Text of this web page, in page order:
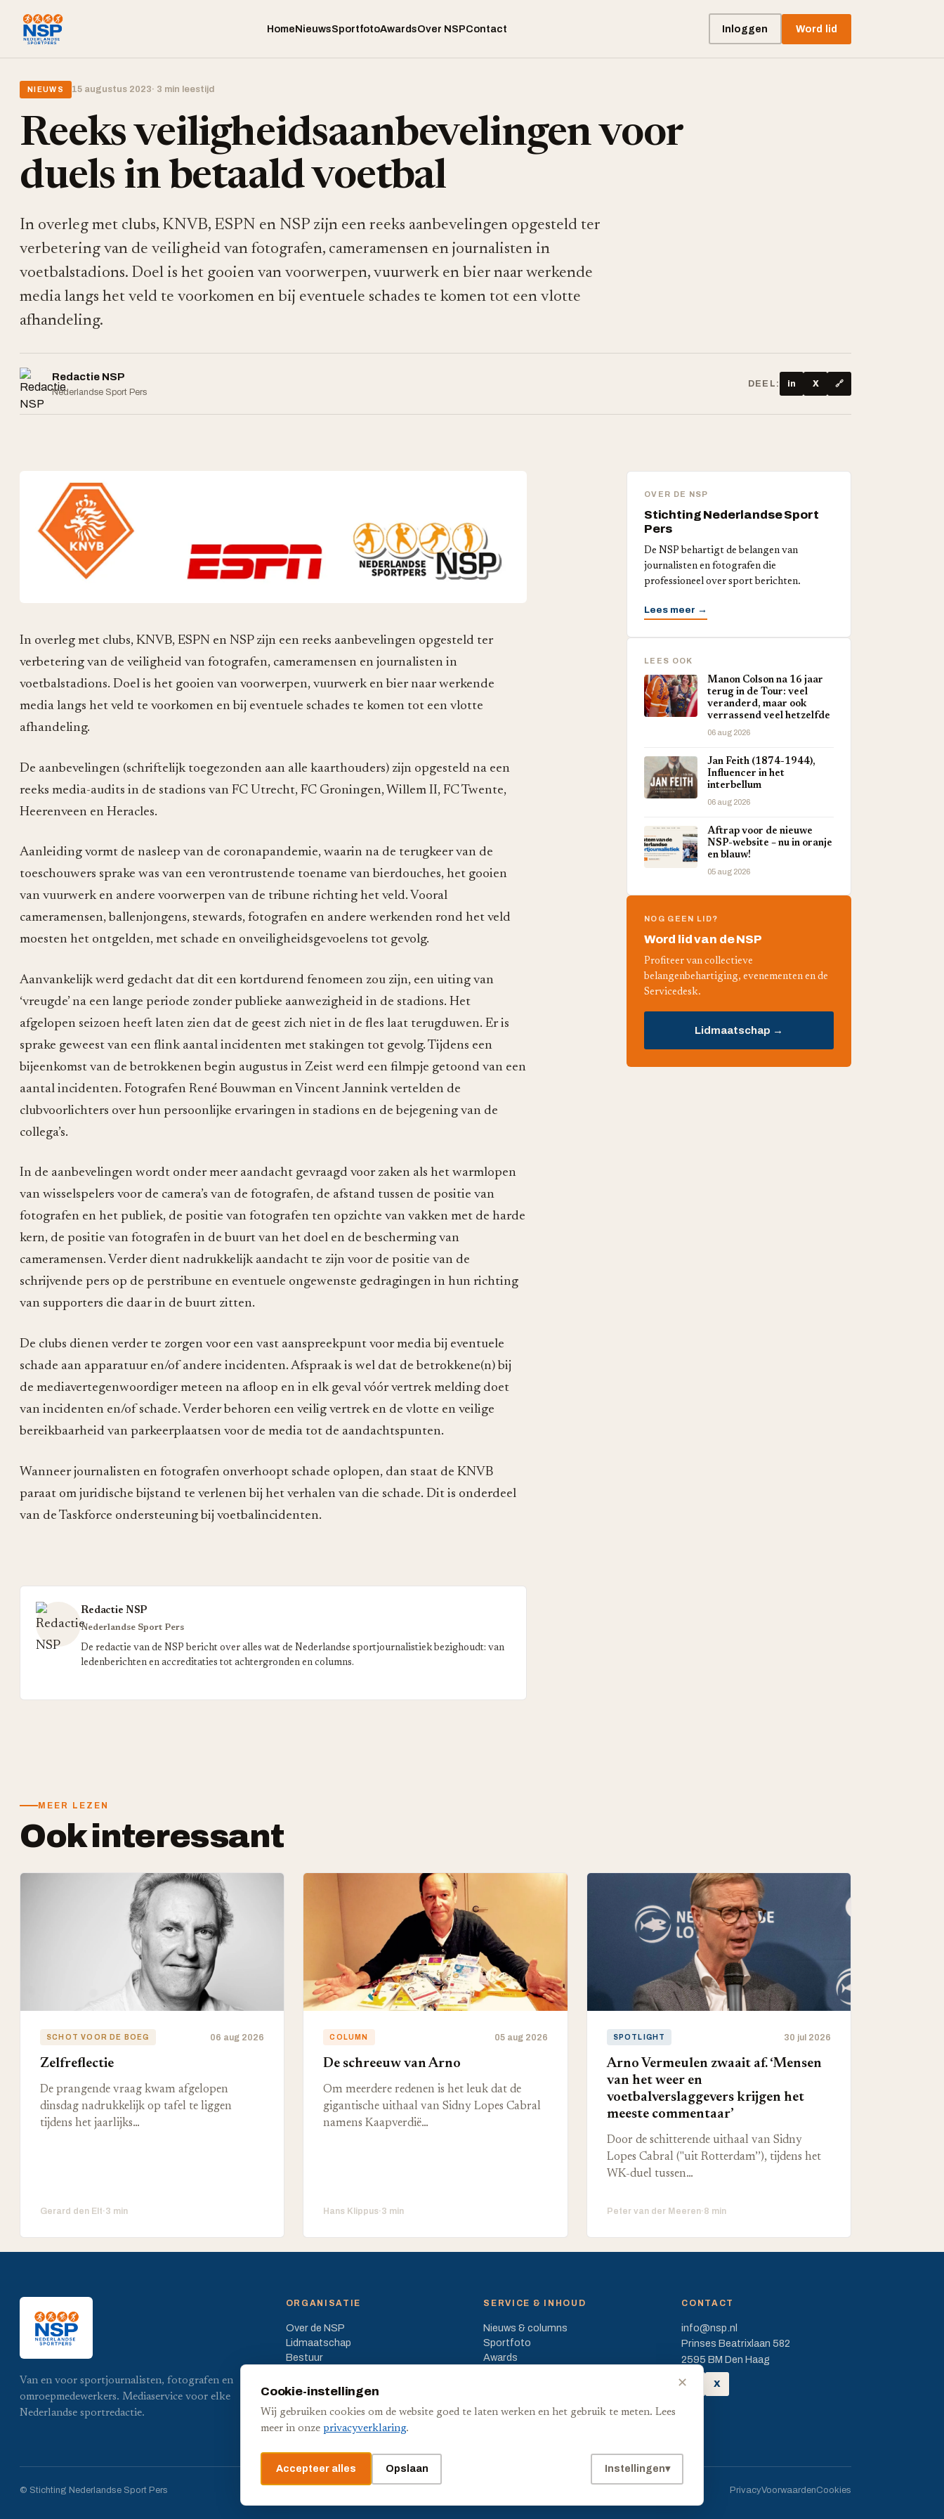
HomeNieuwsSportfotoAwardsOver NSPContact Inloggen Word lid
NIEUWS 15 augustus 2023· 3 min leestijd
Reeks veiligheidsaanbevelingen voor
duels in betaald voetbal
In overleg met clubs, KNVB, ESPN en NSP zijn een reeks aanbevelingen opgesteld ter
verbetering van de veiligheid van fotografen, cameramensen en journalisten in
voetbalstadions. Doel is het gooien van voorwerpen, vuurwerk en bier naar werkende
media langs het veld te voorkomen en bij eventuele schades te komen tot een vlotte
afhandeling.
Redactie NSP
Nederlandse Sport Pers
DEEL: in X 🔗
In overleg met clubs, KNVB, ESPN en NSP zijn een reeks aanbevelingen opgesteld ter
verbetering van de veiligheid van fotografen, cameramensen en journalisten in
voetbalstadions. Doel is het gooien van voorwerpen, vuurwerk en bier naar werkende
media langs het veld te voorkomen en bij eventuele schades te komen tot een vlotte
afhandeling.
De aanbevelingen (schriftelijk toegezonden aan alle kaarthouders) zijn opgesteld na een
reeks media-audits in de stadions van FC Utrecht, FC Groningen, Willem II, FC Twente,
Heerenveen en Heracles.
Aanleiding vormt de nasleep van de coronapandemie, waarin na de terugkeer van de
toeschouwers sprake was van een verontrustende toename van bierdouches, het gooien
van vuurwerk en andere voorwerpen van de tribune richting het veld. Vooral
cameramensen, ballenjongens, stewards, fotografen en andere werkenden rond het veld
moesten het ontgelden, met schade en onveiligheidsgevoelens tot gevolg.
Aanvankelijk werd gedacht dat dit een kortdurend fenomeen zou zijn, een uiting van
‘vreugde’ na een lange periode zonder publieke aanwezigheid in de stadions. Het
afgelopen seizoen heeft laten zien dat de geest zich niet in de fles laat terugduwen. Er is
sprake geweest van een flink aantal incidenten met stakingen tot gevolg. Tijdens een
bijeenkomst van de betrokkenen begin augustus in Zeist werd een filmpje getoond van een
aantal incidenten. Fotografen René Bouwman en Vincent Jannink vertelden de
clubvoorlichters over hun persoonlijke ervaringen in stadions en de bejegening van de
collega’s.
In de aanbevelingen wordt onder meer aandacht gevraagd voor zaken als het warmlopen
van wisselspelers voor de camera’s van de fotografen, de afstand tussen de positie van
fotografen en het publiek, de positie van fotografen ten opzichte van vakken met de harde
kern, de positie van fotografen in de buurt van het doel en de bescherming van
cameramensen. Verder dient nadrukkelijk aandacht te zijn voor de positie van de
schrijvende pers op de perstribune en eventuele ongewenste gedragingen in hun richting
van supporters die daar in de buurt zitten.
De clubs dienen verder te zorgen voor een vast aanspreekpunt voor media bij eventuele
schade aan apparatuur en/of andere incidenten. Afspraak is wel dat de betrokkene(n) bij
de mediavertegenwoordiger meteen na afloop en in elk geval vóór vertrek melding doet
van incidenten en/of schade. Verder behoren een veilig vertrek en de vlotte en veilige
bereikbaarheid van parkeerplaatsen voor de media tot de aandachtspunten.
Wanneer journalisten en fotografen onverhoopt schade oplopen, dan staat de KNVB
paraat om juridische bijstand te verlenen bij het verhalen van die schade. Dit is onderdeel
van de Taskforce ondersteuning bij voetbalincidenten.
Redactie NSP
Nederlandse Sport Pers
De redactie van de NSP bericht over alles wat de Nederlandse sportjournalistiek bezighoudt: van
ledenberichten en accreditaties tot achtergronden en columns.
OVER DE NSP
Stichting Nederlandse Sport
Pers
De NSP behartigt de belangen van
journalisten en fotografen die
professioneel over sport berichten.
Lees meer →
LEES OOK
Manon Colson na 16 jaar
terug in de Tour: veel
veranderd, maar ook
verrassend veel hetzelfde
06 aug 2026
Jan Feith (1874-1944),
Influencer in het
interbellum
06 aug 2026
Aftrap voor de nieuwe
NSP-website – nu in oranje
en blauw!
05 aug 2026
NOG GEEN LID?
Word lid van de NSP
Profiteer van collectieve
belangenbehartiging, evenementen en de
Servicedesk.
Lidmaatschap →
MEER LEZEN
Ook interessant
SCHOT VOOR DE BOEG 06 aug 2026
Zelfreflectie
De prangende vraag kwam afgelopen
dinsdag nadrukkelijk op tafel te liggen
tijdens het jaarlijks…
Gerard den Elt·3 min
COLUMN 05 aug 2026
De schreeuw van Arno
Om meerdere redenen is het leuk dat de
gigantische uithaal van Sidny Lopes Cabral
namens Kaapverdië…
Hans Klippus·3 min
SPOTLIGHT 30 jul 2026
Arno Vermeulen zwaait af. ‘Mensen
van het weer en
voetbalverslaggevers krijgen het
meeste commentaar’
Door de schitterende uithaal van Sidny
Lopes Cabral ("uit Rotterdam’’), tijdens het
WK-duel tussen…
Peter van der Meeren·8 min
Van en voor sportjournalisten, fotografen en
omroepmedewerkers. Mediaservice voor elke
Nederlandse sportredactie.
ORGANISATIE
Over de NSP
Lidmaatschap
Bestuur
SERVICE & INHOUD
Nieuws & columns
Sportfoto
Awards
CONTACT
info@nsp.nl
Prinses Beatrixlaan 582
2595 BM Den Haag
X
© Stichting Nederlandse Sport Pers PrivacyVoorwaardenCookies
✕
Cookie-instellingen
Wij gebruiken cookies om de website goed te laten werken en het gebruik te meten. Lees
meer in onze privacyverklaring.
Accepteer alles Opslaan Instellingen▾